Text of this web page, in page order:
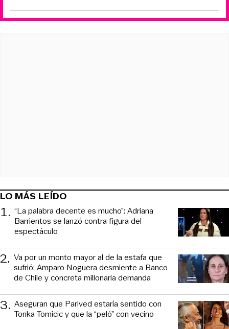
LO MÁS LEÍDO
1. “La palabra decente es mucho”: Adriana
Barrientos se lanzó contra figura del
espectáculo
2. Va por un monto mayor al de la estafa que
sufrió: Amparo Noguera desmiente a Banco
de Chile y concreta millonaria demanda
3. Aseguran que Parived estaría sentido con
Tonka Tomicic y que la “peló” con vecino